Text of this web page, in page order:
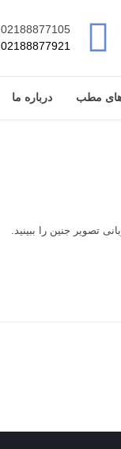
02188877105
02188877921
های مطب درباره ما
تصویر جنین را ببینید.